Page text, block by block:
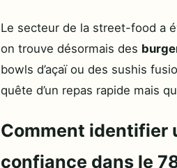
Le secteur de la street-food a
on trouve désormais des
bowls d’açaï ou des sushis
quête d’un repas rapide mais
Comment identifier
confiance dans le